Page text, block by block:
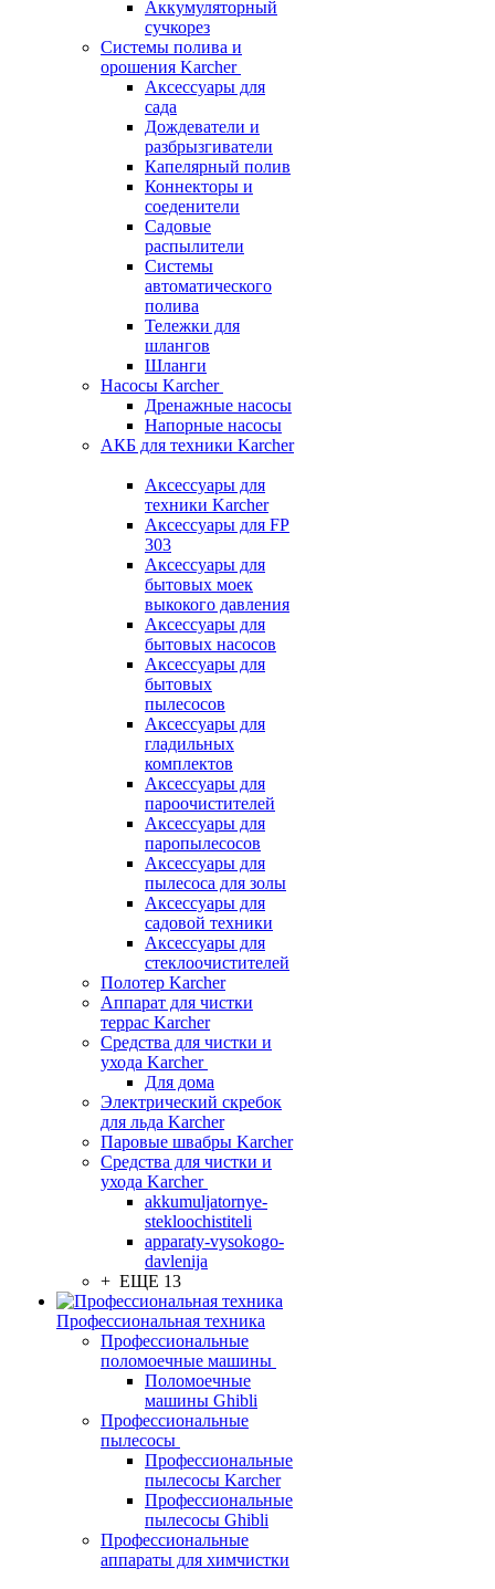
Аккумуляторный
сучкорез
Системы полива и
орошения Karcher
Аксессуары для
сада
Дождеватели и
разбрызгиватели
Капелярный полив
Коннекторы и
соеденители
Садовые
распылители
Системы
автоматического
полива
Тележки для
шлангов
Шланги
Насосы Karcher
Дренажные насосы
Напорные насосы
АКБ для техники Karcher
Аксессуары для
техники Karcher
Аксессуары для FP
303
Аксессуары для
бытовых моек
выкокого давления
Аксессуары для
бытовых насосов
Аксессуары для
бытовых
пылесосов
Аксессуары для
гладильных
комплектов
Аксессуары для
пароочистителей
Аксессуары для
паропылесосов
Аксессуары для
пылесоса для золы
Аксессуары для
садовой техники
Аксессуары для
стеклоочистителей
Полотер Karcher
Аппарат для чистки
террас Karcher
Средства для чистки и
ухода Karcher
Для дома
Электрический скребок
для льда Karcher
Паровые швабры Karcher
Средства для чистки и
ухода Karcher
akkumuljatornye-
stekloochistiteli
apparaty-vysokogo-
davlenija
+ ЕЩЕ 13
Профессиональная техника
Профессиональные
поломоечные машины
Поломоечные
машины Ghibli
Профессиональные
пылесосы
Профессиональные
пылесосы Karcher
Профессиональные
пылесосы Ghibli
Профессиональные
аппараты для химчистки